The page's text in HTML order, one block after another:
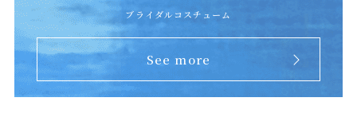
ブライダルコスチューム
See more